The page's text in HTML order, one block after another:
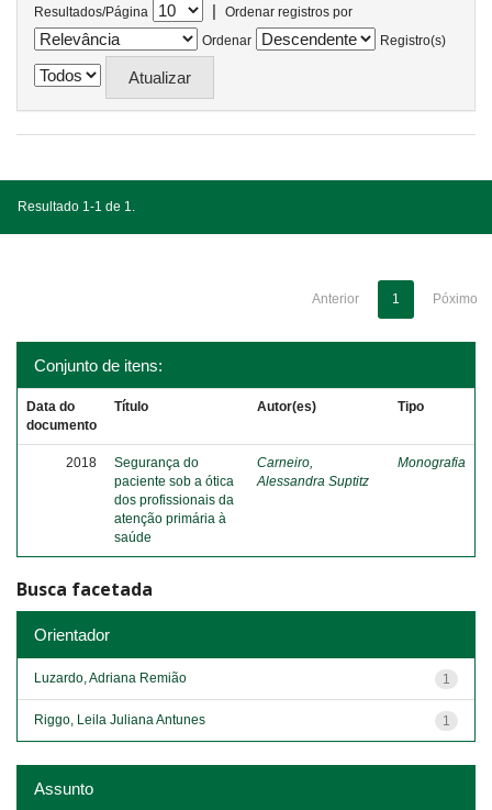
Resultados/Página |
Ordenar registros por
Ordenar
Registro(s)
Resultado 1-1 de 1.
Anterior 1 Póximo
Conjunto de itens:
Data do
documento
Título Autor(es) Tipo
2018
Segurança do
paciente sob a ótica
dos profissionais da
atenção primária à
saúde
Carneiro,
Alessandra Suptitz
Monografia
Busca facetada
Orientador
1
Luzardo, Adriana Remião
1
Riggo, Leila Juliana Antunes
Assunto